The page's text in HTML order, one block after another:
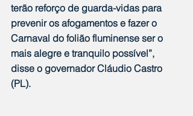
terão reforço de guarda-vidas para
prevenir os afogamentos e fazer o
Carnaval do folião fluminense ser o
mais alegre e tranquilo possível”,
disse o governador Cláudio Castro
(PL).